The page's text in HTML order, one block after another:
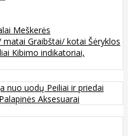
Meškerės
matai Graibštai/ kotai Šėryklos
Kibimo indikatoriai,
nuo uodų Peiliai ir priedai
Palapinės Aksesuarai